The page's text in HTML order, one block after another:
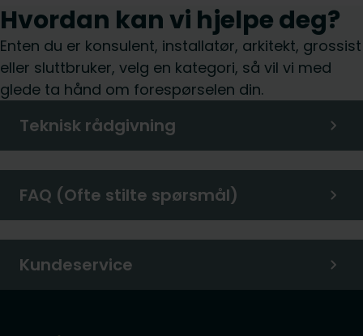
Hvordan kan vi hjelpe deg?
Enten du er konsulent, installatør, arkitekt, grossist
eller sluttbruker, velg en kategori, så vil vi med
glede ta hånd om forespørselen din.
Teknisk rådgivning
FAQ (Ofte stilte spørsmål)
Kundeservice